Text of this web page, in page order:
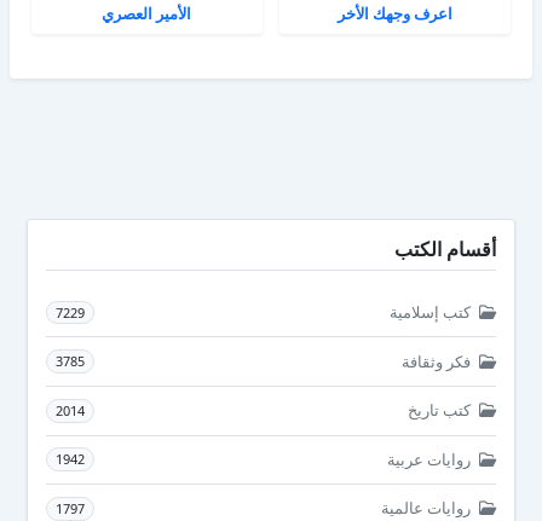
اعرف وجهك الأخر الأمير العصري
أقسام الكتب
كتب إسلامية 7229
فكر وثقافة 3785
كتب تاريخ 2014
روايات عربية 1942
روايات عالمية 1797